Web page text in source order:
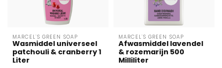
MARCEL'S GREEN SOAP
Wasmiddel universeel
patchouli & cranberry 1
Liter
MARCEL'S GREEN SOAP
Afwasmiddel lavendel
& rozemarijn 500
Milliliter